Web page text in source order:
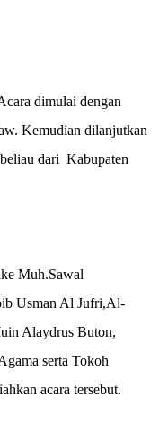
dimulai dengan
Kemudian dilanjutkan
dari Kabupaten
Muh.Sawal
Usman Al Jufri,Al-
Alaydrus Buton,
serta Tokoh
acara tersebut.